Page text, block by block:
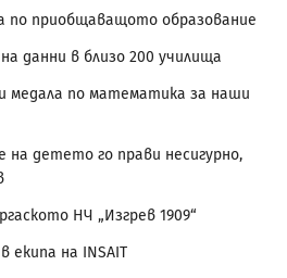
по приобщаващото образование
данни в близо 200 училища
медала по математика за наши
на детето го прави несигурно,
НЧ „Изгрев 1909“
екипа на INSAIT